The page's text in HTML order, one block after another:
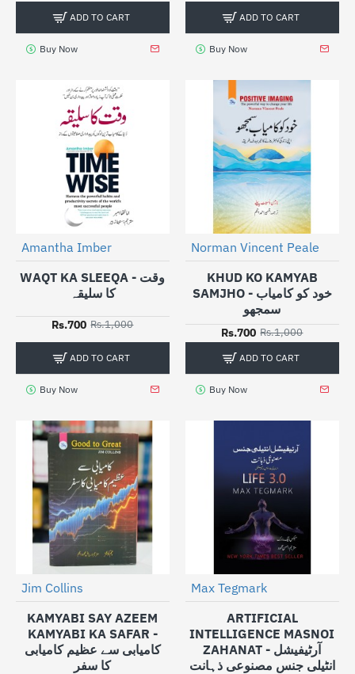
ADD TO CART
Buy Now
ADD TO CART
Buy Now
Amantha Imber
WAQT KA SLEEQA - وقت
کا سلیقہ
Rs.700 Rs.1,000
ADD TO CART
Buy Now
-30%
Norman Vincent Peale
KHUD KO KAMYAB
SAMJHO - خود کو کامیاب
سمجھو
Rs.700 Rs.1,000
ADD TO CART
Buy Now
Jim Collins
KAMYABI SAY AZEEM
KAMYABI KA SAFAR -
کامیابی سے عظیم کامیابی
کا سفر
Max Tegmark
ARTIFICIAL
INTELLIGENCE MASNOI
ZAHANAT - آرٹیفیشل
انٹیلی جنس مصنوعی ذہانت